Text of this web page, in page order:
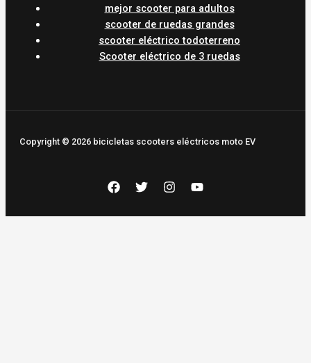
mejor scooter para adultos
scooter de ruedas grandes
scooter eléctrico todoterreno
Scooter eléctrico de 3 ruedas
Copyright © 2026 bicicletas scooters eléctricos moto EV